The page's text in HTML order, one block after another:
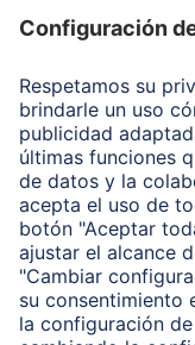
Clientes online
Conviértete en
Compañía
Historia de la